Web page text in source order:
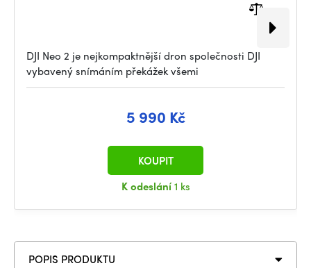
DJI Neo 2 je nejkompaktnější dron společnosti DJI
vybavený snímáním překážek všemi
5 990 Kč
K odeslání1 ks
KOUPIT
POPIS PRODUKTU